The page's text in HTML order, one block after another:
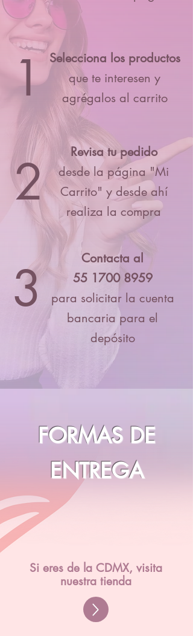
1 Selecciona los productos
que te interesen y
agrégalos al carrito
2
Revisa tu pedido
desde la página "Mi
Carrito" y desde ahí
realiza la compra
3
Contacta al
55 1700 8959
para solicitar la cuenta
bancaria para el
depósito
FORMAS DE
ENTREGA
Si eres de la CDMX, visita
nuestra tienda